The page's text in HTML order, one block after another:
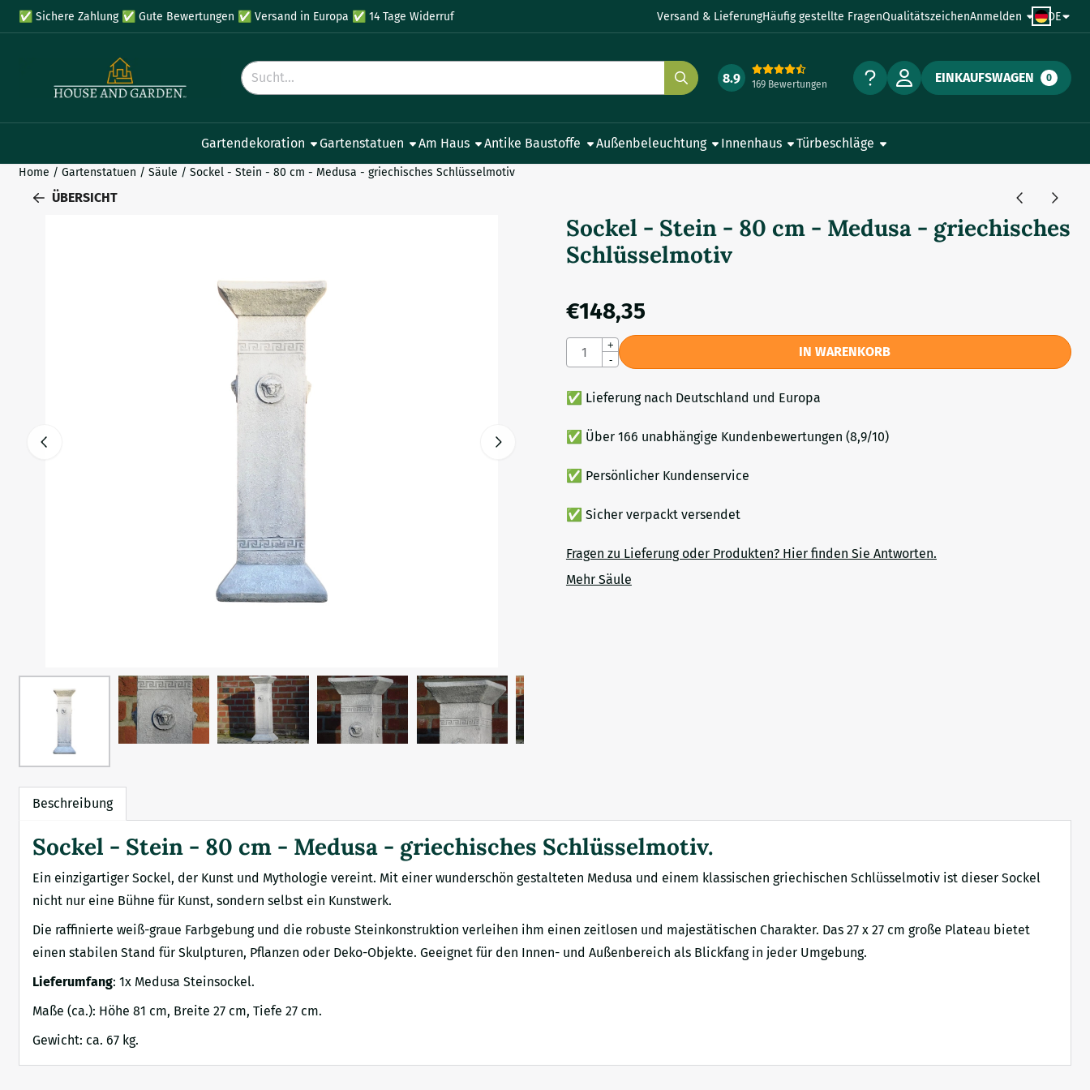
Cookie-Einstellungen verfügbar. Einstellungen wählen oder alle Cookies zulassen.
✅Sichere Zahlung✅Gute Bewertungen ✅Versand in Europa ✅14 Tage Widerruf Versand & LieferungHäufig gestellte FragenQualitätszeichenAnmelden DE
Suche
8.9 169 Bewertungen EINKAUFSWAGEN 0
Gartendekoration Gartenstatuen Am Haus Antike Baustoffe Außenbeleuchtung Innenhaus Türbeschläge
Home / Gartenstatuen / Säule / Sockel - Stein - 80 cm - Medusa - griechisches Schlüsselmotiv
ÜBERSICHT
Sockel - Stein - 80 cm - Medusa - griechisches
Schlüsselmotiv
€148,35
Anzahl
+
-
IN WARENKORB
✅ Lieferung nach Deutschland und Europa
✅ Über 166 unabhängige Kundenbewertungen (8,9/10)
✅ Persönlicher Kundenservice
✅ Sicher verpackt versendet
Fragen zu Lieferung oder Produkten? Hier finden Sie Antworten.
Mehr Säule
Beschreibung
Sockel - Stein - 80 cm - Medusa - griechisches Schlüsselmotiv.
Ein einzigartiger Sockel, der Kunst und Mythologie vereint. Mit einer wunderschön gestalteten Medusa und einem klassischen griechischen Schlüsselmotiv ist dieser Sockel
nicht nur eine Bühne für Kunst, sondern selbst ein Kunstwerk.
Die raffinierte weiß-graue Farbgebung und die robuste Steinkonstruktion verleihen ihm einen zeitlosen und majestätischen Charakter. Das 27 x 27 cm große Plateau bietet
einen stabilen Stand für Skulpturen, Pflanzen oder Deko-Objekte. Geeignet für den Innen- und Außenbereich als Blickfang in jeder Umgebung.
Lieferumfang: 1x Medusa Steinsockel.
Maße (ca.): Höhe 81 cm, Breite 27 cm, Tiefe 27 cm.
Gewicht: ca. 67 kg.